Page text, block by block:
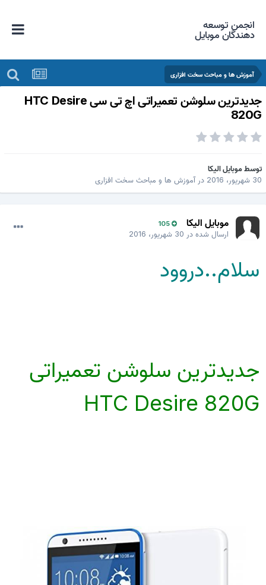
انجمن توسعه
دهندگان موبایل
آموزش ها و مباحث سخت افزاری
جدیدترین سلوشن تعمیراتی اچ تی سی HTC Desire
موبایل الیکا
2016
درآموزش ها و مباحث سخت افزاری
موبایل الیکا 105
ارسال شده در30 شهریور، 2016
سلام..دروود
جدیدترین سلوشن تعمیراتی
HTC Desire 820G